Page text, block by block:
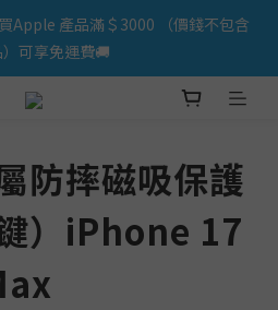
列新登場！立即訂購
Apple 產品滿＄3000 （價錢不包含
可享免運費🚚
列新登場！立即訂購
防摔磁吸保護
）iPhone 17